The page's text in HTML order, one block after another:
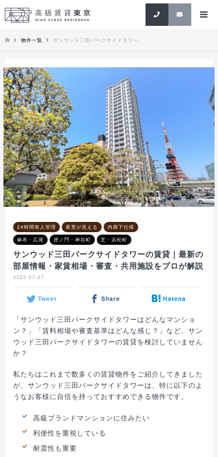
検索
物件一覧 サンウッド三田パークサイドタワー
24時間有人管理 夜景が見える
内廊下仕様
麻布・広尾
虎ノ門・神谷町 芝・浜松町
サンウッド三田パークサイドタワーの賃貸｜最新の
部屋情報・家賃相場・審査・共用施設をプロが解説
2023.07.07
Tweet Share Hatena
「サンウッド三田パークサイドタワーはどんなマンショ
ン？」「賃料相場や審査基準はどんな感じ？」など、サン
ウッド三田パークサイドタワーの賃貸を検討していません
か？
私たちはこれまで数多くの賃貸物件をご紹介してきました
が、サンウッド三田パークサイドタワーは、特に以下のよ
うなお客様に自信を持っておすすめできる物件です。
高級ブランドマンションに住みたい
利便性を重視している
耐震性も重要